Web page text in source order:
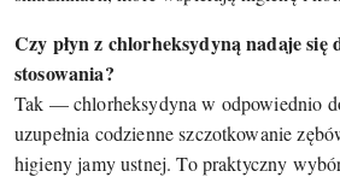
Czy płyn z chlorheksydyną nadaje się
stosowania?
Tak — chlorheksydyna w odpowiednio
uzupełnia codzienne szczotkowanie
higieny jamy ustnej. To praktyczny